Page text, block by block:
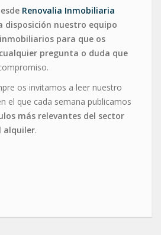
Renovalia Inmobiliaria
disposición nuestro equipo
para que os
pregunta o duda que
os invitamos a leer nuestro
el que cada semana publicamos
más relevantes del sector
alquiler.